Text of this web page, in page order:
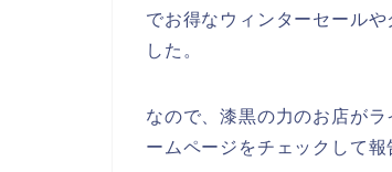
でお得なウィンターセール
した。
なので、漆黒の力のお店が
ームページをチェックして